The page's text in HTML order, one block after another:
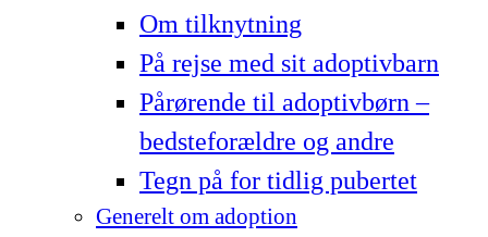
Om tilknytning
På rejse med sit adoptivbarn
Pårørende til adoptivbørn –
bedsteforældre og andre
Tegn på for tidlig pubertet
Generelt om adoption